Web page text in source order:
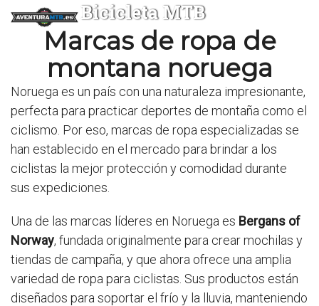
Bicicleta MTB
Marcas de ropa de
montana noruega
Noruega es un país con una naturaleza impresionante,
perfecta para practicar deportes de montaña como el
ciclismo. Por eso, marcas de ropa especializadas se
han establecido en el mercado para brindar a los
ciclistas la mejor protección y comodidad durante
sus expediciones.
Una de las marcas líderes en Noruega es Bergans of
Norway, fundada originalmente para crear mochilas y
tiendas de campaña, y que ahora ofrece una amplia
variedad de ropa para ciclistas. Sus productos están
diseñados para soportar el frío y la lluvia, manteniendo